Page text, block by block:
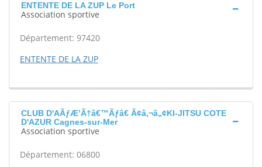
ENTENTE DE LA ZUP Le Port
Association sportive
Département: 97420
ENTENTE DE LA ZUP
CLUB D'AÃƒÆ’Ã†â€™Ãƒâ€ Ã¢â‚¬â„¢KI-JITSU COTE
D'AZUR Cagnes-sur-Mer
Association sportive
Département: 06800